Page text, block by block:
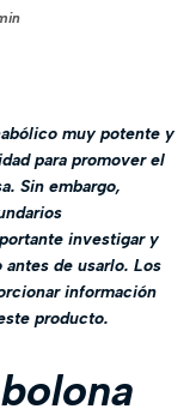
muy potente y
para promover el
Sin embargo,
investigar y
de usarlo. Los
información
producto.